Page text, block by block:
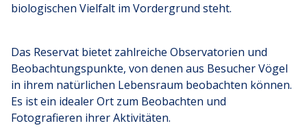
biologischen Vielfalt im Vordergrund steht.
Das Reservat bietet zahlreiche Observatorien und
Beobachtungspunkte, von denen aus Besucher Vögel
in ihrem natürlichen Lebensraum beobachten können.
Es ist ein idealer Ort zum Beobachten und
Fotografieren ihrer Aktivitäten.